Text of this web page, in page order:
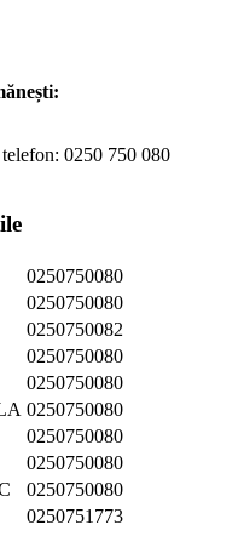
0250 750 080
0250750080
0250750080
0250750082
0250750080
0250750080
0250750080
0250750080
0250750080
0250750080
0250751773